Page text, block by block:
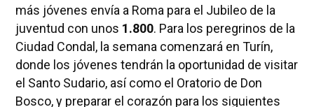
más jóvenes envía a Roma para el Jubileo de la
juventud con unos 1.800. Para los peregrinos de la
Ciudad Condal, la semana comenzará en Turín,
donde los jóvenes tendrán la oportunidad de visitar
el Santo Sudario, así como el Oratorio de Don
Bosco, y preparar el corazón para los siguientes